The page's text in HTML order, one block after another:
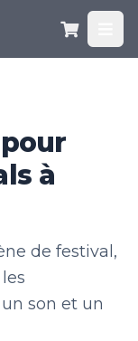
à
de festival,
son et un